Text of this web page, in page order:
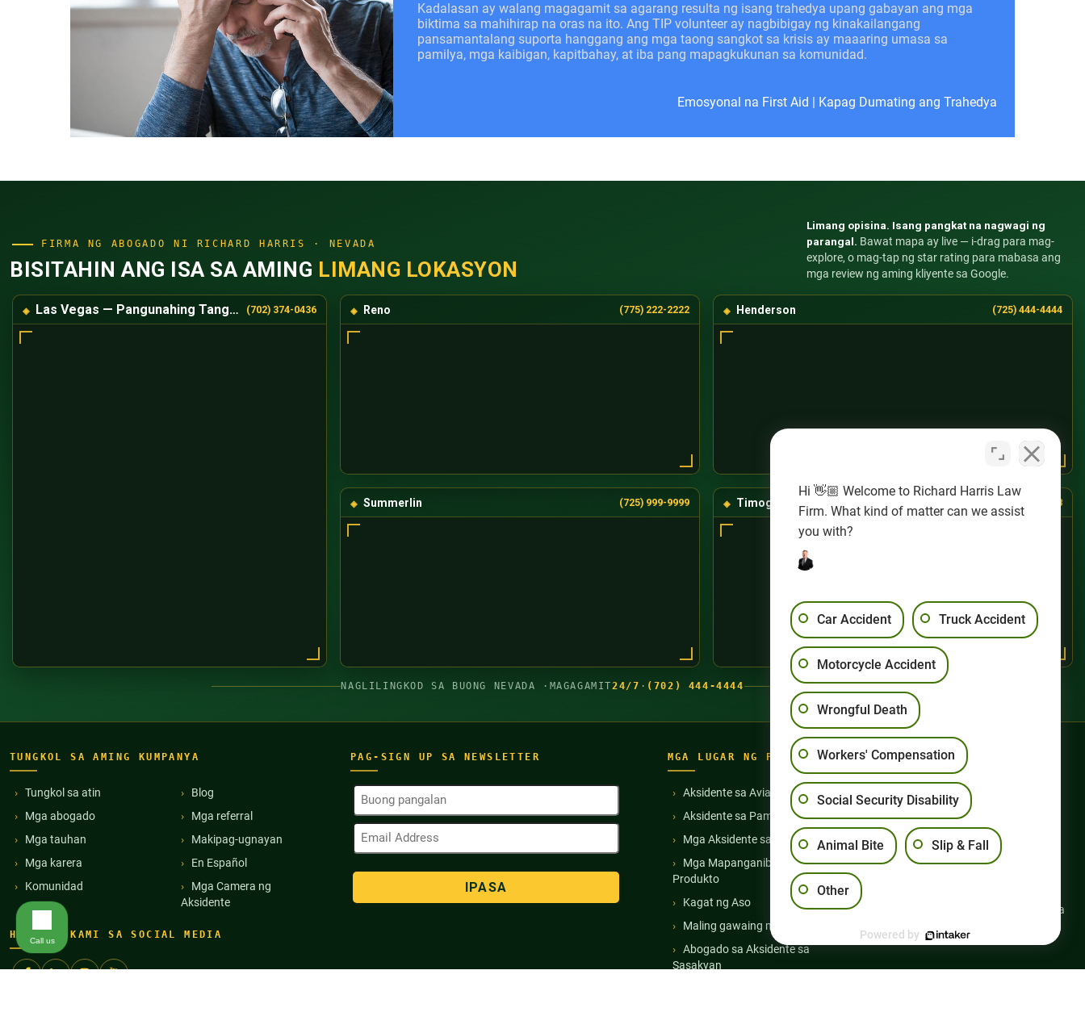
Kadalasan ay walang magagamit sa agarang resulta ng isang trahedya upang gabayan ang mga
biktima sa mahihirap na oras na ito. Ang TIP volunteer ay nagbibigay ng kinakailangang
pansamantalang suporta hanggang ang mga taong sangkot sa krisis ay maaaring umasa sa
pamilya, mga kaibigan, kapitbahay, at iba pang mapagkukunan sa komunidad.
Emosyonal na First Aid | Kapag Dumating ang Trahedya
FIRMA NG ABOGADO NI RICHARD HARRIS · NEVADA
BISITAHIN ANG ISA SA AMING LIMANG LOKASYON
Limang opisina. Isang pangkat na nagwagi ng
parangal. Bawat mapa ay live — i-drag para mag-
explore, o mag-tap ng star rating para mabasa ang
mga review ng aming kliyente sa Google.
Las Vegas — Pangunahing Tanggapan (702) 374-0436 Reno (775) 222-2222 Henderson (725) 444-4444
Summerlin (725) 999-9999 Timog-Kanlurang Las Vegas (725) 888-8888
NAGLILINGKOD SA BUONG NEVADA · MAGAGAMIT24/7 · (702) 444-4444
TUNGKOL SA AMING KUMPANYA
Tungkol sa atin
Mga abogado
Mga tauhan
Mga karera
Komunidad
Blog
Mga referral
Makipag-ugnayan
En Español
Mga Camera ng
Aksidente
HANAPIN KAMI SA SOCIAL MEDIA
PAG-SIGN UP SA NEWSLETTER
Buong
Pangalan
(Kinakailangan)
Email
Address
MGA LUGAR NG PAGSASANAY
Aksidente sa Aviation
Aksidente sa Pamamangka
Mga Aksidente sa Bus
Mga Mapanganib na Gamot at
Produkto
Kagat ng Aso
Maling gawaing medikal
Abogado sa Aksidente sa
Sasakyan
Aksidente sa Motorsiklo
Pang-aabuso sa Nursing Home
Mga Aksidente sa Semi Truck
Slip at Talon
Kabayaran ng mga Manggagawa
Maling Kamatayan
Hi 👋🏼 Welcome to Richard Harris Law
Firm. What kind of matter can we assist
you with?
Car Accident Truck Accident
Motorcycle Accident
Wrongful Death
Workers' Compensation
Social Security Disability
Animal Bite Slip & Fall
Other
Powered by
Call us